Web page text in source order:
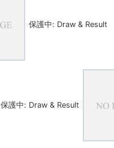
保護中: Draw & Result
保護中: Draw & Result